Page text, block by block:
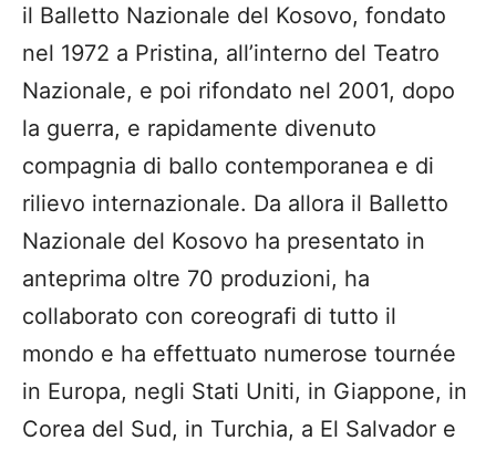
il Balletto Nazionale del Kosovo, fondato
nel 1972 a Pristina, all’interno del Teatro
Nazionale, e poi rifondato nel 2001, dopo
la guerra, e rapidamente divenuto
compagnia di ballo contemporanea e di
rilievo internazionale. Da allora il Balletto
Nazionale del Kosovo ha presentato in
anteprima oltre 70 produzioni, ha
collaborato con coreografi di tutto il
mondo e ha effettuato numerose tournée
in Europa, negli Stati Uniti, in Giappone, in
Corea del Sud, in Turchia, a El Salvador e